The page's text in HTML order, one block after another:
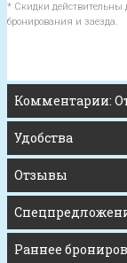
* Скидки действительны
бронирования и заезда.
Комментарии:
Удобства
Отзывы
Раннее